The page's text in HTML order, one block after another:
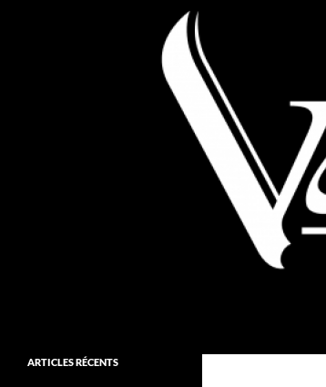
Folk Pagan Webzine
ARTICLES RÉCENTS